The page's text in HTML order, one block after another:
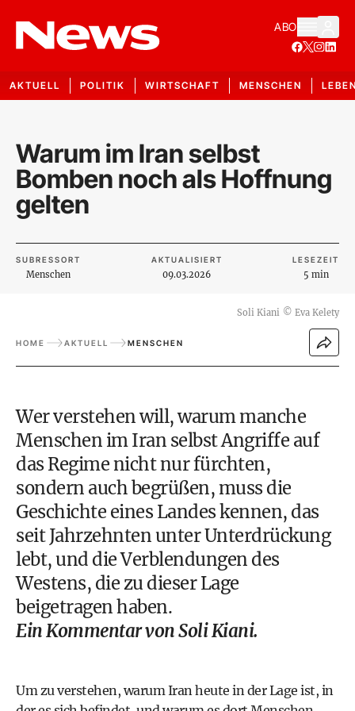
ABO
AKTUELL POLITIK WIRTSCHAFT MENSCHEN
Warum im Iran selbst
Bomben noch als Hoffnung
gelten
SUBRESSORT
Menschen
AKTUALISIERT
09.03.2026
LESEZEIT
5 min
Soli Kiani © Eva Kelety
HOME AKTUELL MENSCHEN
Wer verstehen will, warum manche
Menschen im Iran selbst Angriffe auf
das Regime nicht nur fürchten,
sondern auch begrüßen, muss die
Geschichte eines Landes kennen, das
seit Jahrzehnten unter Unterdrückung
lebt, und die Verblendungen des
Westens, die zu dieser Lage
beigetragen haben.
Ein Kommentar von Soli Kiani.
Um zu verstehen, warum Iran heute in der Lage ist, in